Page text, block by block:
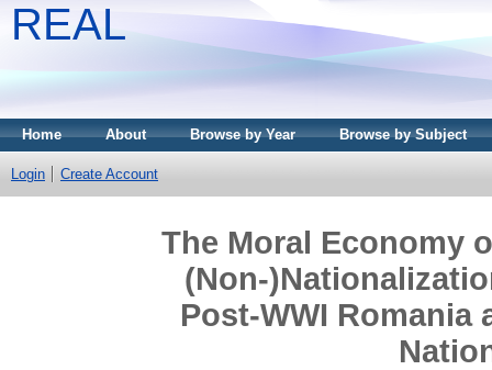
REAL
Home About Browse by Year Browse by Subject
Login Create Account
The Moral Economy
(Non-
Post-WWI Romania